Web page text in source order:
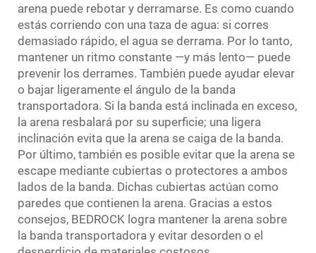
arena puede rebotar y derramarse. Es como cuando
estás corriendo con una taza de agua: si corres
demasiado rápido, el agua se derrama. Por lo tanto,
mantener un ritmo constante —y más lento— puede
prevenir los derrames. También puede ayudar elevar
o bajar ligeramente el ángulo de la banda
transportadora. Si la banda está inclinada en exceso,
la arena resbalará por su superficie; una ligera
inclinación evita que la arena se caiga de la banda.
Por último, también es posible evitar que la arena se
escape mediante cubiertas o protectores a ambos
lados de la banda. Dichas cubiertas actúan como
paredes que contienen la arena. Gracias a estos
consejos, BEDROCK logra mantener la arena sobre
la banda transportadora y evitar desorden o el